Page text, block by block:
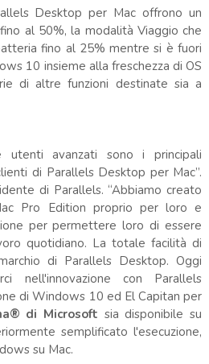
Desktop per Mac offrono un
al 50%, la modalità Viaggio che
fino al 25% mentre si è fuori
10 insieme alla freschezza di OS
di altre funzioni destinate sia a
utenti avanzati sono i principali
di Parallels Desktop per Mac”.
di Parallels. “Abbiamo creato
Pro Edition proprio per loro e
per permettere loro di essere
quotidiano. La totale facilità di
di Parallels Desktop. Oggi
nell'innovazione con Parallels
di Windows 10 ed El Capitan per
di Microsoft sia disponibile su
semplificato l'esecuzione,
su Mac.